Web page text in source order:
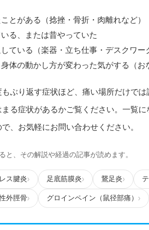
とがある（捻挫・骨折・肉離れなど）
る、または昔やっていた
ている（楽器・立ち仕事・デスクワー
体の動かし方が変わった気がする（お
ぶり返す症状ほど、痛い場所だけで
る症状があるかご覧ください。一覧
、お気軽にお問い合わせください。
と、その解説や経過の記事が読めます。
ス腱炎 足底筋膜炎 鵞足炎
外脛骨 グロインペイン（鼠径部痛）